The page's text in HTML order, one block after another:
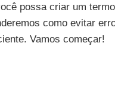
possa criar um
como evitar
Vamos começar!